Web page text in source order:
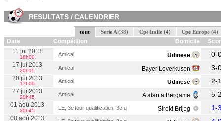
RESULTATS / CALENDRIER
tout Serie A (38) Cpe Italie (4) Cpe Europe (4)
Date Compétition Domicile
11 jui 2013
18h00 Amical Udinese 0-0
17 jui 2013
20h15 Amical Bayer Leverkusen 3-0
20 jui 2013
17h00 Amical Udinese 2-1
27 jui 2013
20h45 Amical Atalanta Bergame 5-2
01 aoû 2013
20h45 LE, 3e tour qualification, 3e q Siroki Brijeg 1-3
08 aoû 2013